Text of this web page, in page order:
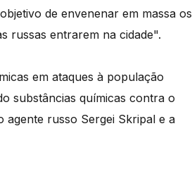
de envenenar em massa os
russas entrarem na cidade".
em ataques à população
substâncias químicas contra o
agente russo Sergei Skripal e a